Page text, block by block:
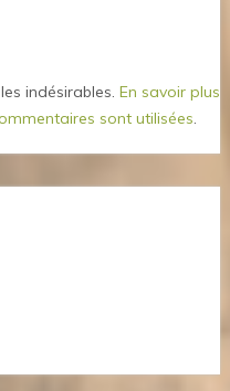
indésirables. En savoir plus
sont utilisées.